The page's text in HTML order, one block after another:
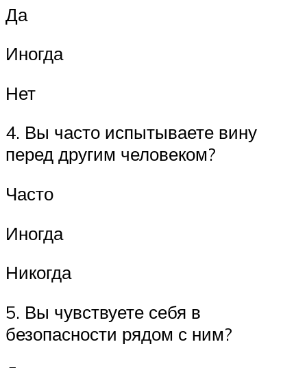
Да
Иногда
Нет
4. Вы часто испытываете вину
перед другим человеком?
Часто
Иногда
Никогда
5. Вы чувствуете себя в
безопасности рядом с ним?